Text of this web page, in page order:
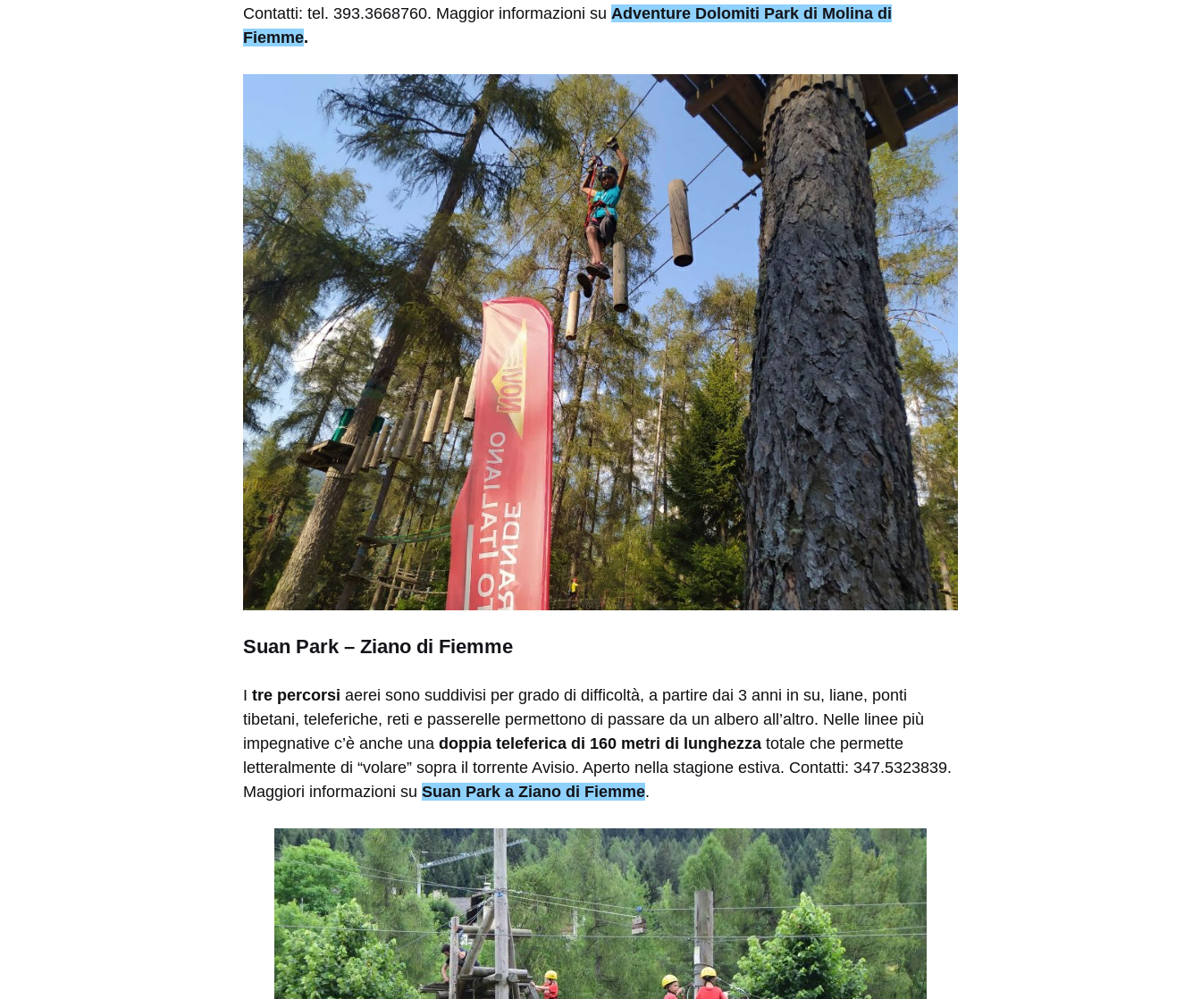
Contatti: tel. 393.3668760. Maggior informazioni su Adventure Dolomiti Park di Molina di
Fiemme.
Suan Park – Ziano di Fiemme
I tre percorsi aerei sono suddivisi per grado di difficoltà, a partire dai 3 anni in su, liane, ponti
tibetani, teleferiche, reti e passerelle permettono di passare da un albero all’altro. Nelle linee più
impegnative c’è anche una doppia teleferica di 160 metri di lunghezza totale che permette
letteralmente di “volare” sopra il torrente Avisio. Aperto nella stagione estiva. Contatti: 347.5323839.
Maggiori informazioni su Suan Park a Ziano di Fiemme.